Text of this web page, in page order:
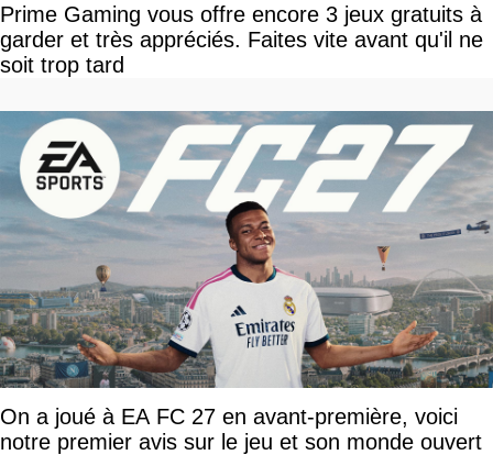
Prime Gaming vous offre encore 3 jeux gratuits à
garder et très appréciés. Faites vite avant qu'il ne
soit trop tard
On a joué à EA FC 27 en avant-première, voici
notre premier avis sur le jeu et son monde ouvert